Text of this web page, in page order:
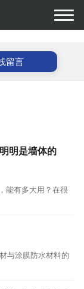
留言
明是墙体的
能有多大用？在很
与涂膜防水材料的